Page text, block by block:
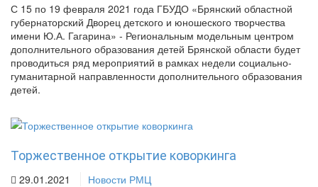
С 15 по 19 февраля 2021 года ГБУДО «Брянский областной
губернаторский Дворец детского и юношеского творчества
имени Ю.А. Гагарина» - Региональным модельным центром
дополнительного образования детей Брянской области будет
проводиться ряд мероприятий в рамках недели социально-
гуманитарной направленности дополнительного образования
детей.
Торжественное открытие коворкинга
29.01.2021
Новости РМЦ